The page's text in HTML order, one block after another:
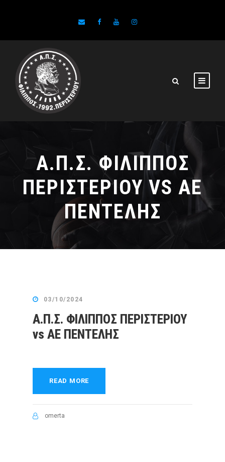
Α.Π.Σ. ΦΙΛΙΠΠΟΣ
ΠΕΡΙΣΤΕΡΙΟΥ VS ΑΕ
ΠΕΝΤΕΛΗΣ
03/10/2024
Α.Π.Σ. ΦΙΛΙΠΠΟΣ ΠΕΡΙΣΤΕΡΙΟΥ
vs ΑΕ ΠΕΝΤΕΛΗΣ
READ MORE
omerta